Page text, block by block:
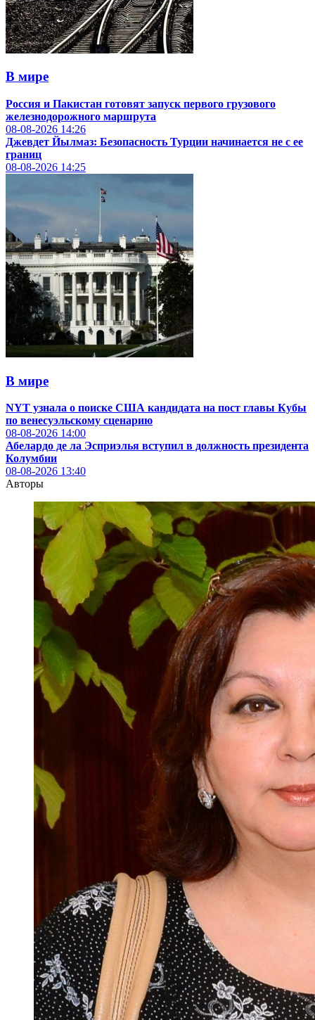
В мире
Россия и Пакистан готовят запуск первого грузового
железнодорожного маршрута
08-08-2026 14:26
Джевдет Йылмаз: Безопасность Турции начинается не с ее
границ
08-08-2026 14:25
В мире
NYT узнала о поиске США кандидата на пост главы Кубы
по венесуэльскому сценарию
08-08-2026 14:00
Абелардо де ла Эсприэлья вступил в должность президента
Колумбии
08-08-2026 13:40
Авторы